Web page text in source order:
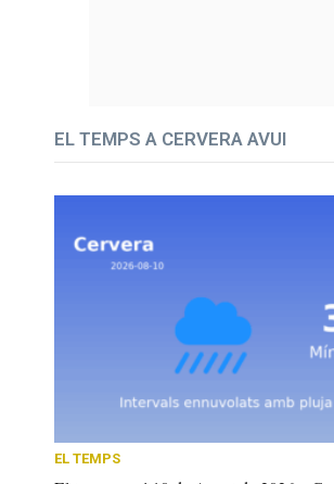
EL TEMPS A CERVERA AVUI
EL TEMPS